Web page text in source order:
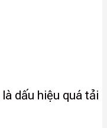
dấu hiệu quá tải